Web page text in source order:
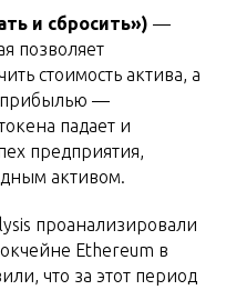
и сбросить») —
позволяет
стоимость актива, а
прибылью —
падает и
предприятия,
активом.
проанализировали
Ethereum в
что за этот период